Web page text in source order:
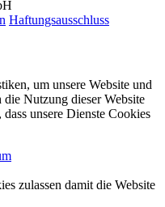
Haftungsausschluss
um unsere Website und
Nutzung dieser Website
unsere Dienste Cookies
zulassen damit die Website